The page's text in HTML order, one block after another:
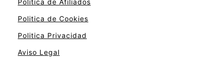
Politica de Afiliados
Politica de Cookies
Politica Privacidad
Aviso Legal